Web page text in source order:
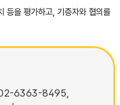
등을 평가하고, 기증자와 협의를
6363-8495,